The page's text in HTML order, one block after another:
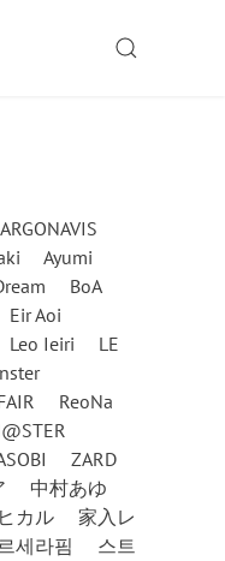
SEARCH
ARGONAVIS
Ayumi
BoA
Eir Aoi
Leo Ieiri
LE
ReoNa
ZARD
中村あゆ
カル
家入レ
세라핌
스트